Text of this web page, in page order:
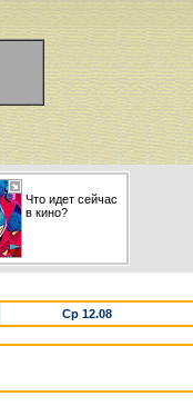
Что идет сейчас
в кино?
Ср 12.08